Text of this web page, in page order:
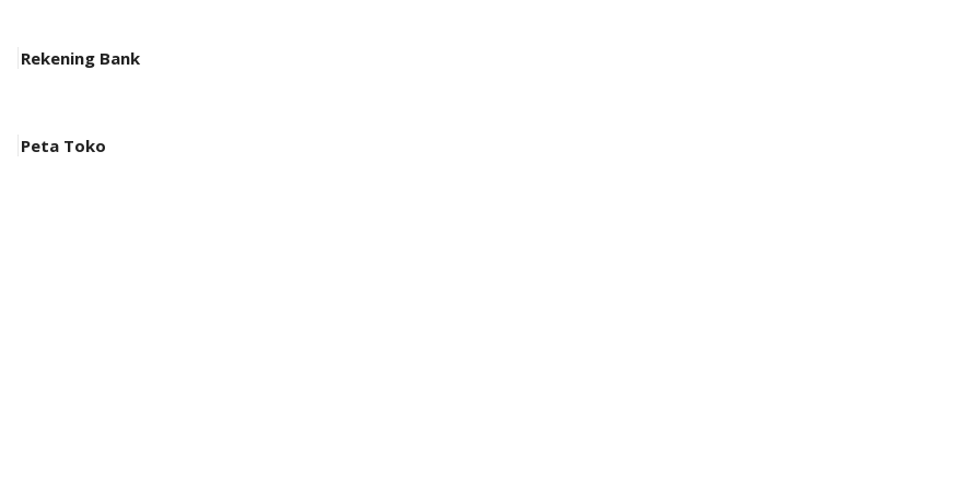
Rekening Bank
Peta Toko